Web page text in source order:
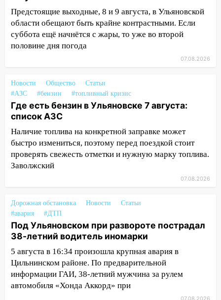
15:34
После вмешательства
прокуратуры в селах Ульяновской
области привели в порядок детские
площадки
15:08
В Кузоватово после прокурорской
проверки обновили разметку на
пешеходных переходах
14:40
На проспекте Гая в Ульяновске
запретили остановку автомобилей на
50-метровом участке
14:22 В Новом городе 8 августа пройдет
большой фестиваль «Наше время» с
«Мураками»
14:04
Жару смоет ливнями: прогноз
погоды в Ульяновской области на
выходные 8-9 августа
13:30 В Ульяновске транспортные
полицейские проведут акцию «Час
пассажира»
Предстоящие выходные, 8 и 9 августа, в Ульяновской
области обещают быть крайне контрастными. Если
суббота ещё начнётся с жары, то уже во второй
половине дня погода
07.08.2026
Новости Общество
Статьи
#АЗС
#бензин #топливный кризис
Где есть бензин в Ульяновске 7 августа:
список АЗС
Наличие топлива на конкретной заправке может
быстро измениться, поэтому перед поездкой стоит
проверять свежесть отметки и нужную марку топлива.
Заволжский
07.08.2026
Дорожная обстановка Новости
Статьи
#авария
#ДТП
Под Ульяновском при развороте пострадал
38-летний водитель иномарки
5 августа в 16:34 произошла крупная авария в
Цильнинском районе. По предварительной
информации ГАИ, 38-летний мужчина за рулем
автомобиля «Хонда Аккорд» при
07.08.2026